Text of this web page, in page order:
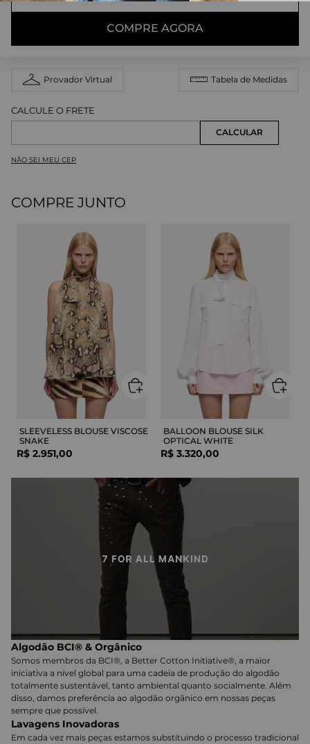
COMPRE AGORA
Provador Virtual Tabela de Medidas
NÃO SEI MEU CEP
COMPRE JUNTO
SLEEVELESS BLOUSE VISCOSE
SNAKE
R$ 2.951,00
BALLOON BLOUSE SILK
OPTICAL WHITE
R$ 3.320,00
Algodão BCI® & Orgânico
Somos membros da BCI®, a Better Cotton Initiative®, a maior
iniciativa a nível global para uma cadeia de produção do algodão
totalmente sustentável, tanto ambiental quanto socialmente. Além
disso, damos preferência ao algodão orgânico em nossas peças
sempre que possível.
Lavagens Inovadoras
Em cada vez mais peças estamos substituindo o processo tradicional